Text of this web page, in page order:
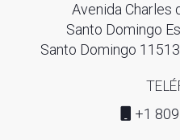
Avenida Charles
Santo Domingo
Santo Domingo
+1